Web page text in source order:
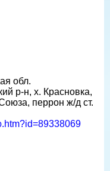
обл.
р-н, х. Красновка,
перрон ж/д ст.